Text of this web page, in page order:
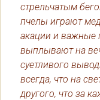
стрельчатым
пчелы играют
акации и важные
выплывают на
суетливого
всегда, что на
другого, что за